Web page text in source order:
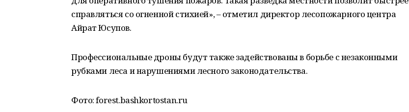
справляться со огненной стихией», – отметил директор лесопожарного центра
Айрат Юсупов.
Профессиональные дроны будут также задействованы в борьбе с незаконными
рубками леса и нарушениями лесного законодательства.
Фото: forest.bashkortostan.ru